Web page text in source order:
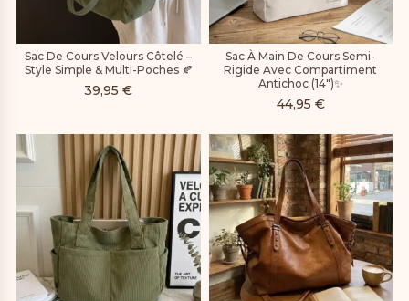
Sac De Cours Velours Côtelé –
Style Simple & Multi-Poches 🍂
39,95€
Sac À Main De Cours Semi-
Rigide Avec Compartiment
Antichoc (14″)✨
44,95 €